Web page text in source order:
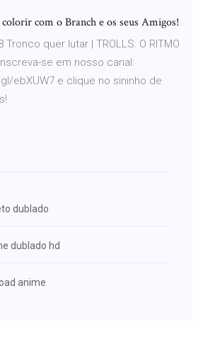
com o Branch e os seus Amigos!
Tronco quer lutar | TROLLS: O RITMO
se em nosso canal:
ebXUW7 e clique no sininho de
dublado
dublado hd
anime